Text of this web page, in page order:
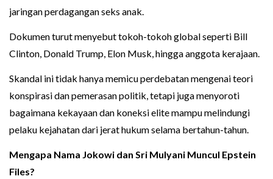
jaringan perdagangan seks anak.
Dokumen turut menyebut tokoh-tokoh global seperti Bill
Clinton, Donald Trump, Elon Musk, hingga anggota kerajaan.
Skandal ini tidak hanya memicu perdebatan mengenai teori
konspirasi dan pemerasan politik, tetapi juga menyoroti
bagaimana kekayaan dan koneksi elite mampu melindungi
pelaku kejahatan dari jerat hukum selama bertahun-tahun.
Mengapa Nama Jokowi dan Sri Mulyani Muncul Epstein
Files?